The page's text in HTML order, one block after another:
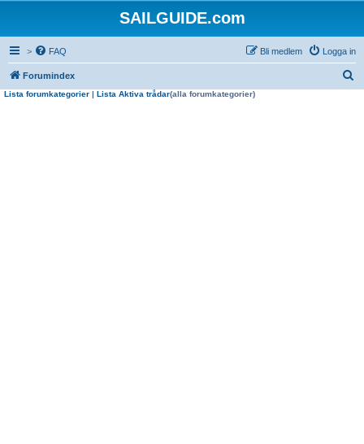
SAILGUIDE.com
> FAQ Logga in
Bli medlem
Forumindex
Lista forumkategorier | Lista Aktiva trådar(alla forumkategorier)